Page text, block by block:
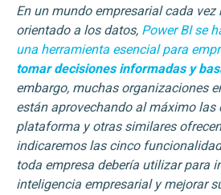
En un mundo empresarial cada
orientado a los datos, Power BI se
una herramienta esencial para
tomar decisiones informadas y
embargo, muchas organizaciones
están aprovechando al máximo las
plataforma y otras similares
indicaremos las cinco
toda empresa debería utilizar para
inteligencia empresarial y mejorar